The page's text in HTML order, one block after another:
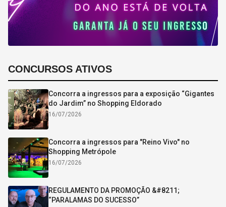
CONCURSOS ATIVOS
Concorra a ingressos para a exposição “Gigantes
do Jardim” no Shopping Eldorado
16/07/2026
Concorra a ingressos para "Reino Vivo" no
Shopping Metrópole
16/07/2026
REGULAMENTO DA PROMOÇÃO &#8211;
“PARALAMAS DO SUCESSO”